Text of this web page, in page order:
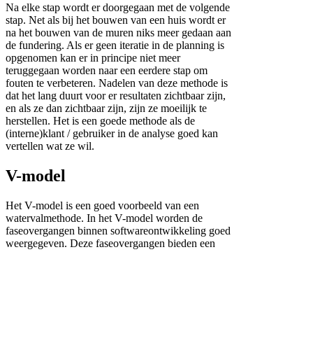
Na elke stap wordt er doorgegaan met de volgende
stap. Net als bij het bouwen van een huis wordt er
na het bouwen van de muren niks meer gedaan aan
de fundering. Als er geen iteratie in de planning is
opgenomen kan er in principe niet meer
teruggegaan worden naar een eerdere stap om
fouten te verbeteren. Nadelen van deze methode is
dat het lang duurt voor er resultaten zichtbaar zijn,
en als ze dan zichtbaar zijn, zijn ze moeilijk te
herstellen. Het is een goede methode als de
(interne)klant / gebruiker in de analyse goed kan
vertellen wat ze wil.
V-model
Het V-model is een goed voorbeeld van een
watervalmethode. In het V-model worden de
faseovergangen binnen softwareontwikkeling goed
weergegeven. Deze faseovergangen bieden een